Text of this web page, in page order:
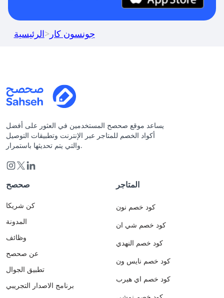
الرئيسية> جونسون كار
يساعد موقع صحصح المستخدمين في العثور على أفضل
أكواد الخصم للمتاجر عبر الإنترنت وتطبيقات التوصيل
والتي يتم تحديثها باستمرار.
صحصح
كن شريكا
المدونة
وظائف
عن صحصح
تطبيق الجوال
برنامج الاصدار التجريبي
المتاجر
كود خصم نون
كود خصم شي ان
كود خصم النهدي
كود خصم نايس ون
كود خصم اي هيرب